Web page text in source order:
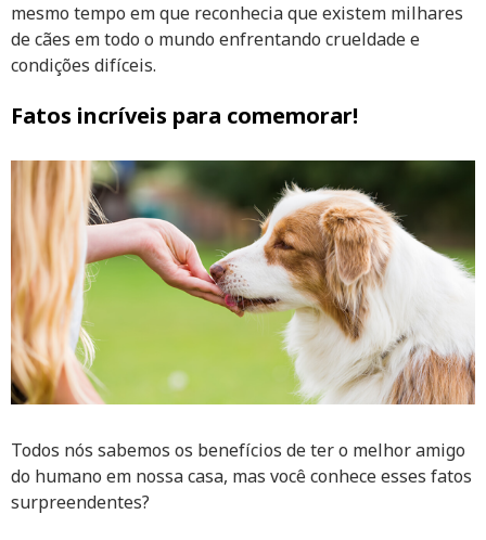
mesmo tempo em que reconhecia que existem milhares
de cães em todo o mundo enfrentando crueldade e
condições difíceis.
Fatos incríveis para comemorar!
Todos nós sabemos os benefícios de ter o melhor amigo
do humano em nossa casa, mas você conhece esses fatos
surpreendentes?